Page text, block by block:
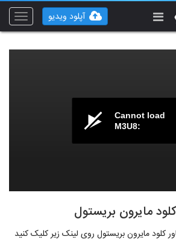
Toggle
آپلود ویدیو
Cannot load
M3U8:
مایرون بریستول
کلود مایرون بریستول روی لینک زیر کلیک کنید